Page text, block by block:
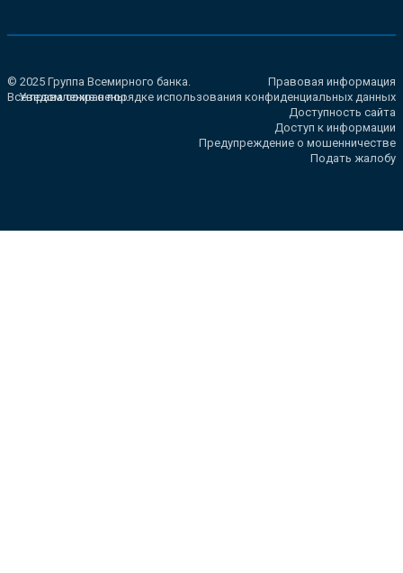
© 2025 Группа Всемирного банка.
Все права сохранены.
Правовая информация
Уведомление о порядке использования конфиденциальных данных
Доступность сайта
Доступ к информации
Предупреждение о мошенничестве
Подать жалобу